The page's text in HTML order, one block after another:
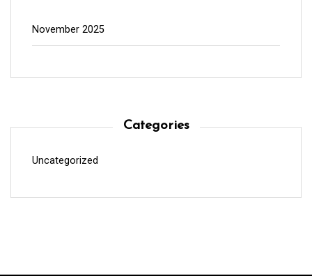
November 2025
Categories
Uncategorized